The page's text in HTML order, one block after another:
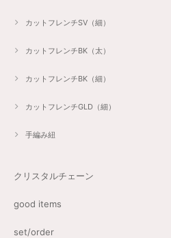
カットフレンチSV（細）
カットフレンチBK（太）
カットフレンチBK（細）
カットフレンチGLD（細）
手編み紐
クリスタルチェーン
good items
set/order